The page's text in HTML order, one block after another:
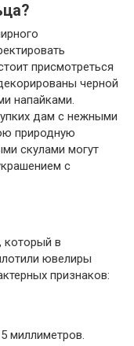
присмотреться
черной
напайками.
дам с нежными
природную
скулами могут
с
который в
ювелиры
признаков:
миллиметров.